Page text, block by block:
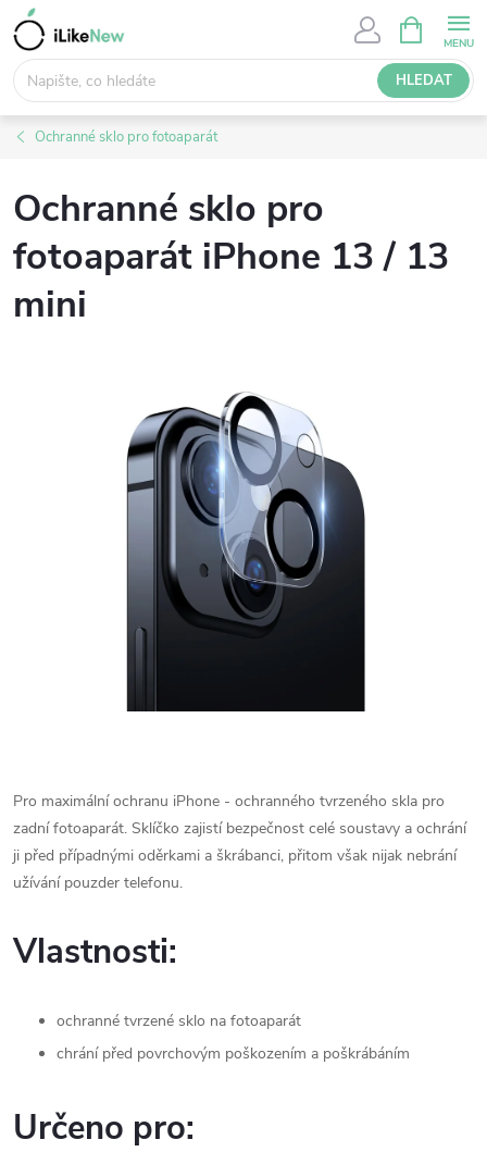
Přejít
na
obsah
HLEDAT
NÁKUPNÍ
KOŠÍK
Ochranné sklo pro fotoaparát
Ochranné sklo pro
fotoaparát iPhone 13 / 13
mini
Pro maximální ochranu iPhone - ochranného tvrzeného skla pro
zadní fotoaparát. Sklíčko zajistí bezpečnost celé soustavy a ochrání
ji před případnými oděrkami a škrábanci, přitom však nijak nebrání
užívání pouzder telefonu.
Vlastnosti:
ochranné tvrzené sklo na fotoaparát
chrání před povrchovým poškozením a poškrábáním
Určeno pro: